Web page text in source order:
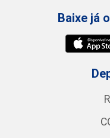
Baixe já